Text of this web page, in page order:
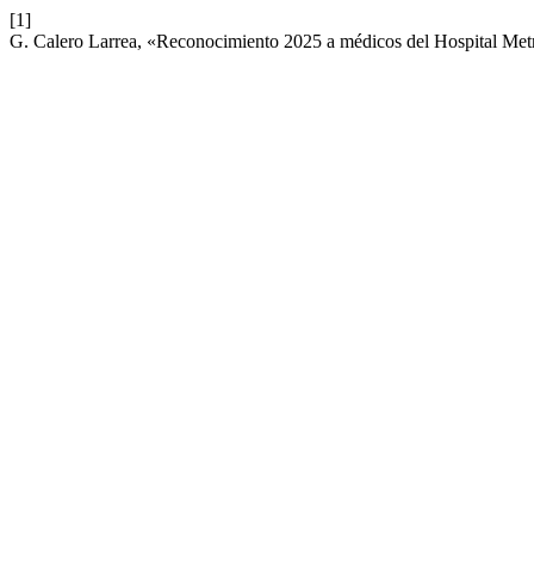
[1]
G. Calero Larrea, «Reconocimiento 2025 a médicos del Hospital